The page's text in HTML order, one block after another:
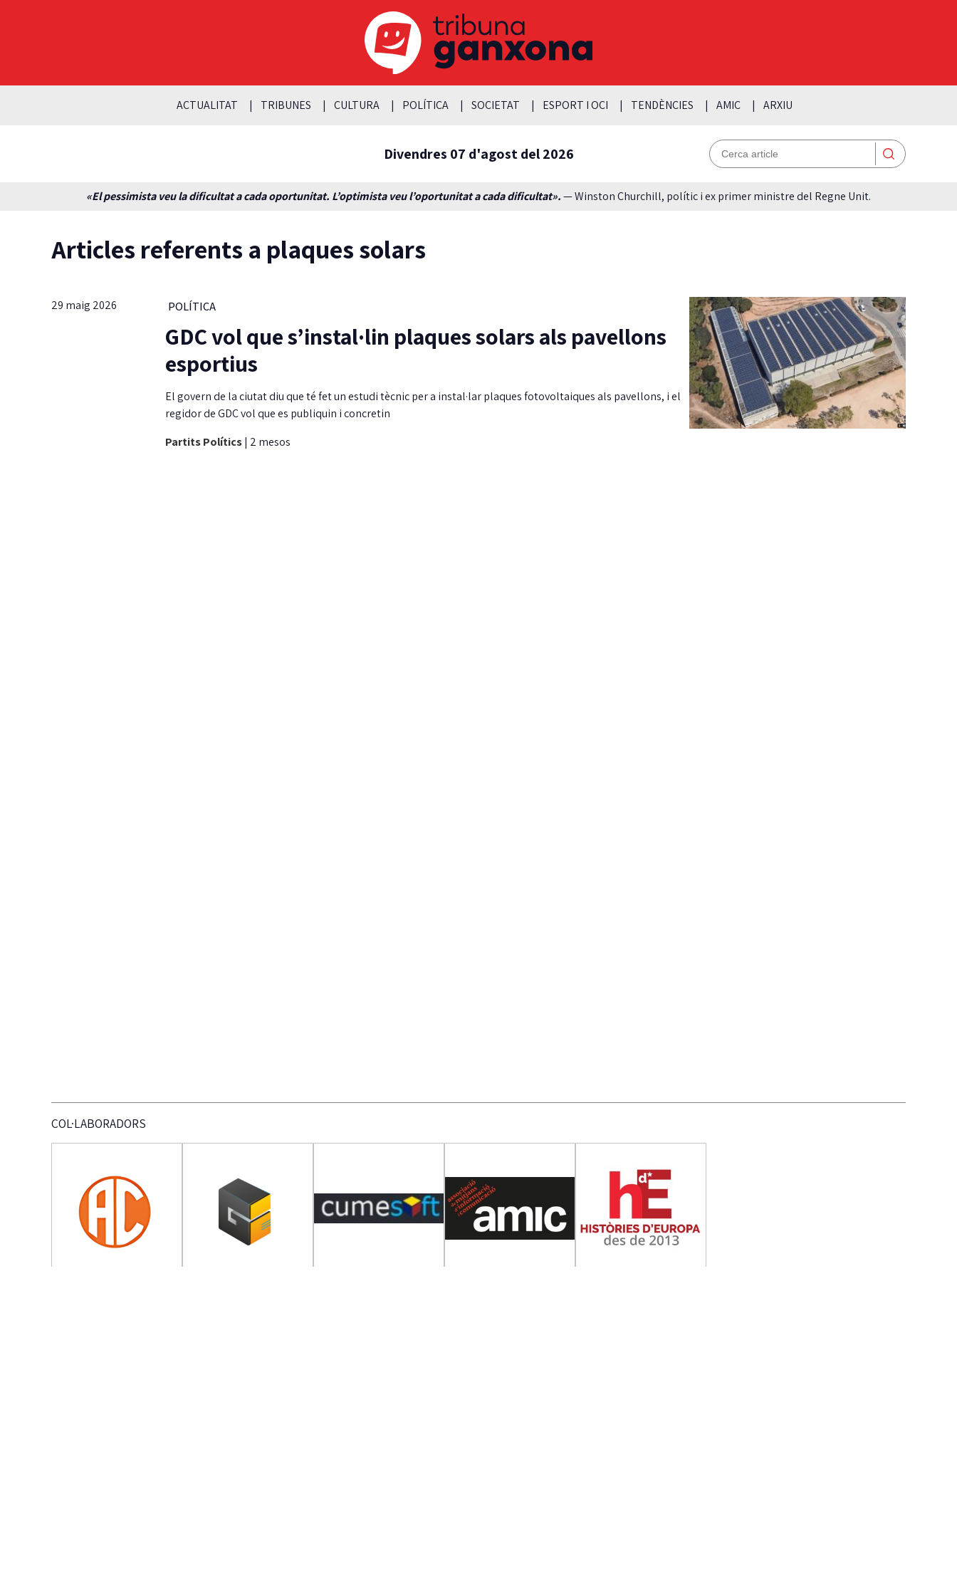
ACTUALITAT TRIBUNES CULTURA POLÍTICA SOCIETAT ESPORT I OCI TENDÈNCIES AMIC ARXIU
Divendres 07 d'agost del 2026
«El pessimista veu la dificultat a cada oportunitat. L’optimista veu l’oportunitat a cada dificultat».— Winston Churchill, polític i ex primer ministre del Regne Unit.
Articles referents a plaques solars
29 maig 2026 POLÍTICA
GDC vol que s’instal·lin plaques solars als pavellons
esportius
El govern de la ciutat diu que té fet un estudi tècnic per a instal·lar plaques fotovoltaiques als pavellons, i el
regidor de GDC vol que es publiquin i concretin
Partits Polítics| 2 mesos
COL·LABORADORS